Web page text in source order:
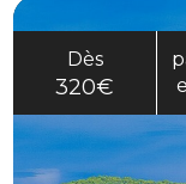
Dès
320€